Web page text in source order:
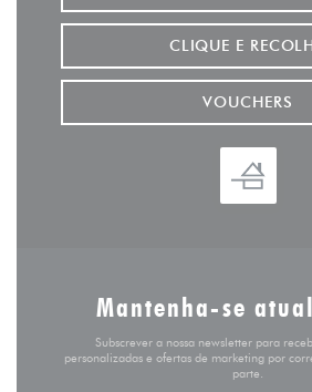
CLIQUE E
VOUCHERS
Mantenha-se
Subscrever a nossa newsletter para
personalizadas e ofertas de marketing por
parte.